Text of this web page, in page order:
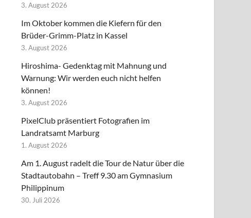
3. August 2026
Im Oktober kommen die Kiefern für den
Brüder-Grimm-Platz in Kassel
3. August 2026
Hiroshima- Gedenktag mit Mahnung und
Warnung: Wir werden euch nicht helfen
können!
3. August 2026
PixelClub präsentiert Fotografien im
Landratsamt Marburg
1. August 2026
Am 1. August radelt die Tour de Natur über die
Stadtautobahn – Treff 9.30 am Gymnasium
Philippinum
30. Juli 2026